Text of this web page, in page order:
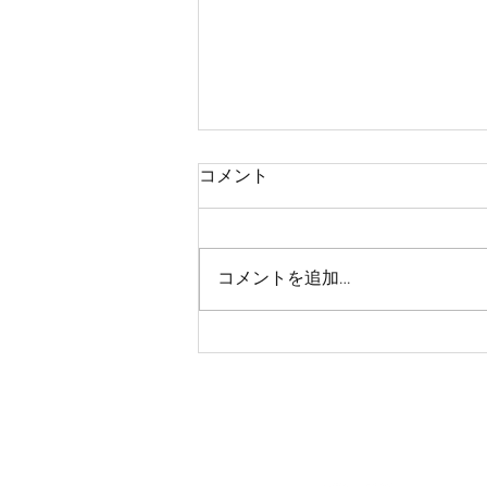
「強いマッサージ＝効いてい
痛いんじゃないか…」 「強く押さ
れた方が『効いている気』がする
けれど、揉み返しがつらい」 整
コメント
コメントを追加…